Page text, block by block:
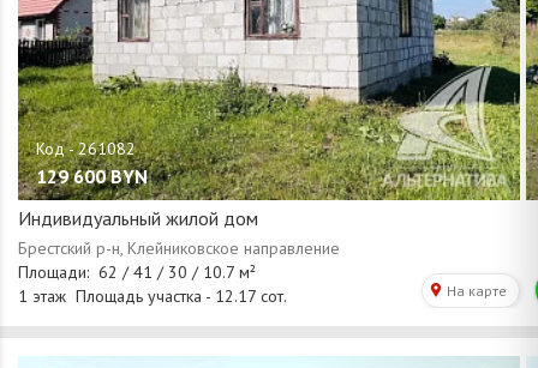
129 600 BYN
Индивидуальный жилой дом